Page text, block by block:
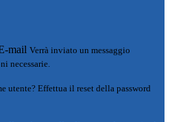
mail Verrà inviato un messaggio
necessarie.
utente? Effettua il reset della password